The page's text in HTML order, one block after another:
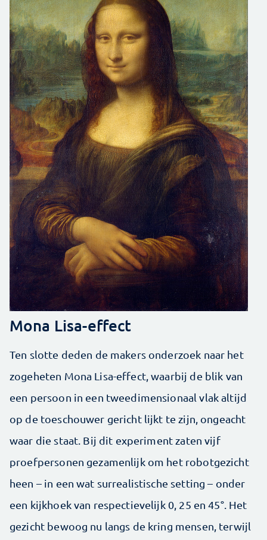
Mona Lisa-effect
Ten slotte deden de makers onderzoek naar het
zogeheten Mona Lisa-effect, waarbij de blik van
een persoon in een tweedimensionaal vlak altijd
op de toeschouwer gericht lijkt te zijn, ongeacht
waar die staat. Bij dit experiment zaten vijf
proefpersonen gezamenlijk om het robotgezicht
heen – in een wat surrealistische setting – onder
een kijkhoek van respectievelijk 0, 25 en 45°. Het
gezicht bewoog nu langs de kring mensen, terwijl